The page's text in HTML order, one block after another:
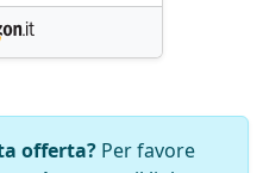
offerta? Per favore